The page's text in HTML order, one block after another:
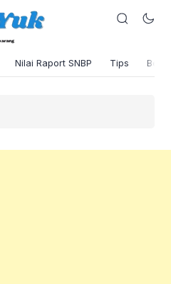
Nilai Raport SNBP Tips